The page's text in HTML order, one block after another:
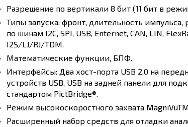
Разрешение по вертикали 8 бит (11 бит в
Типы запуска: фронт, длительность импульса,
по шинам I2C, SPI, USB, Enternet, CAN, LIN,
I2S/LJ/RJ/TDM.
Математические функции, БПФ.
Интерфейсы: Два хост-порта USB 2.0 на
устройств USB, USB на задней панели для
стандартом PictBridge®.
Режим высокоскоростного захвата
Расширенный набор средств для отладки